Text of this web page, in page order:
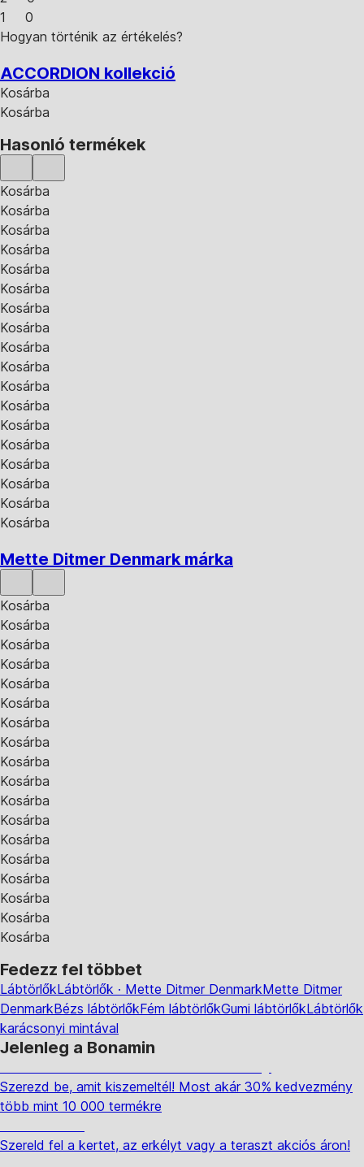
1
0
Hogyan történik az értékelés?
ACCORDION kollekció
Kosárba
Kosárba
Hasonló termékek
Kosárba
Kosárba
Kosárba
Kosárba
Kosárba
Kosárba
Kosárba
Kosárba
Kosárba
Kosárba
Kosárba
Kosárba
Kosárba
Kosárba
Kosárba
Kosárba
Kosárba
Kosárba
Mette Ditmer Denmark márka
Kosárba
Kosárba
Kosárba
Kosárba
Kosárba
Kosárba
Kosárba
Kosárba
Kosárba
Kosárba
Kosárba
Kosárba
Kosárba
Kosárba
Kosárba
Kosárba
Kosárba
Kosárba
Fedezz fel többet
LábtörlőkLábtörlők · Mette Ditmer DenmarkMette Ditmer
DenmarkBézs lábtörlőkFém lábtörlőkGumi lábtörlőkLábtörlők
karácsonyi mintával
Jelenleg a Bonamin
Szerezd be, amit kiszemeltél! Most akár 30% kedvezmény
több mint 10 000 termékre
Szereld fel a kertet, az erkélyt vagy a teraszt akciós áron!